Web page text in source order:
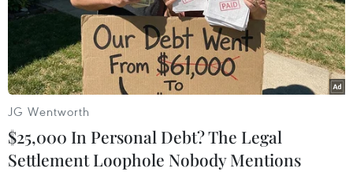
Nhưng chỉ ít phút sau, Bayern lại gặp nạn với việc Boateng phải
rời sân vì chấn thương.
JG Wentworth
$25,000 In Personal Debt? The Legal
Settlement Loophole Nobody Mentions